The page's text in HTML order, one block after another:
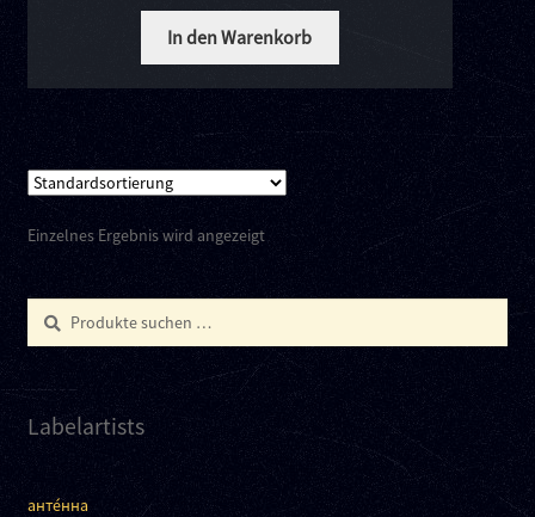
In den Warenkorb
Einzelnes Ergebnis wird angezeigt
Suchen
nach:
Suchen
Labelartists
анте́нна